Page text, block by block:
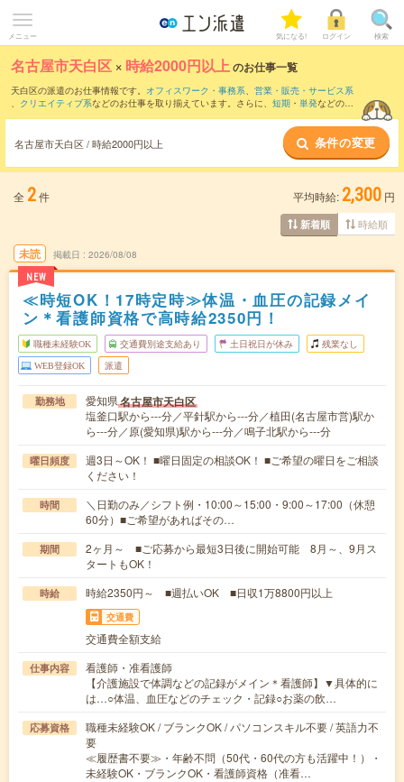
メニュー 気になる! ログイン 検索
名古屋市天白区 × 時給2000円以上のお仕事一覧
天白区の派遣のお仕事情報です。 オフィスワーク・事務系、 営業・販売・サービス系
、 クリエイティブ系などのお仕事を取り揃えています。さらに、 短期 ・ 単発などの期
名古屋市天白区 / 時給2000円以上 条件の変更
全 2件 平均時給: 2,300 円
新着順 時給順
未読
NEW
掲載日 2026/08/08
≪時短OK！17時定時≫体温・血圧の記録メイ
ン＊看護師資格で高時給2350円！
職種未経験OK 交通費別途支給あり 土日祝日が休み 残業なし
WEB登録OK 派遣
勤務地 愛知県名古屋市天白区
塩釜口駅から---分／平針駅から---分／植田(名古屋市営)駅か
ら---分／原(愛知県)駅から---分／鳴子北駅から---分
曜日頻度
週3日～OK！ ■曜日固定の相談OK！ ■ご希望の曜日をご相談
ください！
時間
＼日勤のみ／シフト例・10:00～15:00・9:00～17:00（休憩
60分）■ご希望があればその…
期間
2ヶ月～ ■ご応募から最短3日後に開始可能 8月～、9月ス
タートもOK！
時給 時給2350円～ ■週払いOK ■日収1万8800円以上
交通費
交通費全額支給
仕事内容
看護師・准看護師
【介護施設で体調などの記録がメイン＊看護師】▼具体的に
は…○体温、血圧などのチェック・記録○お薬の飲…
応募資格
職種未経験OK / ブランクOK / パソコンスキル不要 / 英語力不
要
≪履歴書不要≫・年齢不問（50代・60代の方も活躍中！）・
未経験OK・ブランクOK・看護師資格（准看…